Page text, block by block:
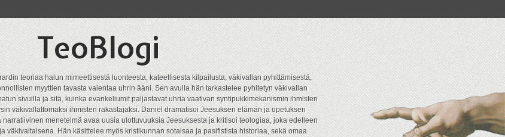
TeoBlogi
teoriaa halun mimeettisestä luonteesta, kateellisesta kilpailusta, väkivallan pyhittämisestä,
myyttien tavasta vaientaa uhrin ääni. Sen avulla hän tarkastelee pyhitetyn väkivallan
sivuilla ja sitä, kuinka evankeliumit paljastavat uhria vaativan syntipukkimekanismin ihmisten
väkivallattomaksi ihmisten rakastajaksi. Daniel dramatisoi Jeesuksen elämän ja opetuksen
narratiivinen menetelmä avaa uusia ulottuvuuksia Jeesuksesta ja kritisoi teologiaa, joka edelleen
väkivaltaisena. Hän käsittelee myös kristikunnan sotaisaa ja pasifistista historiaa, sekä omaa